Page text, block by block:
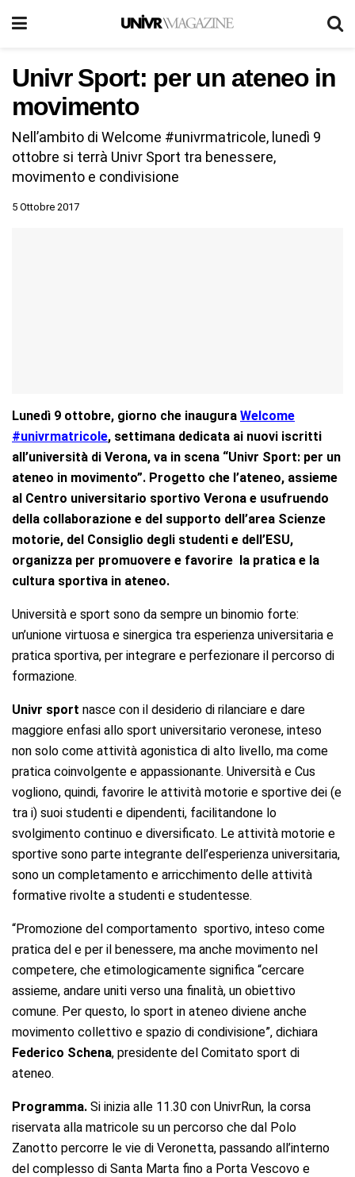
Univr Sport: per un ateneo in
movimento
Nell’ambito di Welcome #univrmatricole, lunedì 9
ottobre si terrà Univr Sport tra benessere,
movimento e condivisione
5 Ottobre 2017
Lunedì 9 ottobre, giorno che inaugura Welcome
#univrmatricole, settimana dedicata ai nuovi iscritti
all’università di Verona, va in scena “Univr Sport: per un
ateneo in movimento”. Progetto che l’ateneo, assieme
al Centro universitario sportivo Verona e usufruendo
della collaborazione e del supporto dell’area Scienze
motorie, del Consiglio degli studenti e dell’ESU,
organizza per promuovere e favorire la pratica e la
cultura sportiva in ateneo.
Università e sport sono da sempre un binomio forte:
un’unione virtuosa e sinergica tra esperienza universitaria e
pratica sportiva, per integrare e perfezionare il percorso di
formazione.
Univr sport nasce con il desiderio di rilanciare e dare
maggiore enfasi allo sport universitario veronese, inteso
non solo come attività agonistica di alto livello, ma come
pratica coinvolgente e appassionante. Università e Cus
vogliono, quindi, favorire le attività motorie e sportive dei (e
tra i) suoi studenti e dipendenti, facilitandone lo
svolgimento continuo e diversificato. Le attività motorie e
sportive sono parte integrante dell’esperienza universitaria,
sono un completamento e arricchimento delle attività
formative rivolte a studenti e studentesse.
“Promozione del comportamento sportivo, inteso come
pratica del e per il benessere, ma anche movimento nel
competere, che etimologicamente significa “cercare
assieme, andare uniti verso una finalità, un obiettivo
comune. Per questo, lo sport in ateneo diviene anche
movimento collettivo e spazio di condivisione”, dichiara
Federico Schena, presidente del Comitato sport di
ateneo.
Programma. Si inizia alle 11.30 con UnivrRun, la corsa
riservata alla matricole su un percorso che dal Polo
Zanotto percorre le vie di Veronetta, passando all’interno
del complesso di Santa Marta fino a Porta Vescovo e